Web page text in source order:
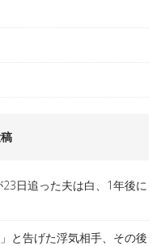
日追った夫は白、1年後に
と告げた浮気相手、その後